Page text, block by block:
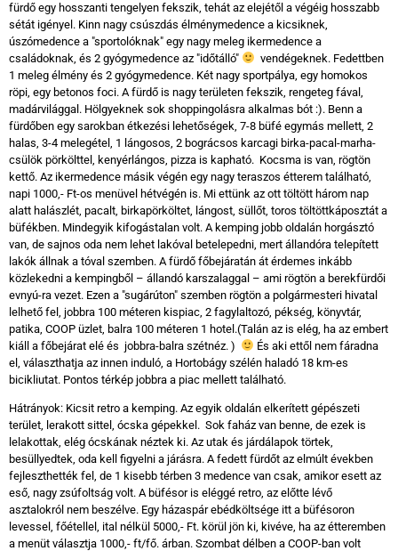
fürdő egy hosszanti tengelyen fekszik, tehát az elejétől a végéig hosszabb
sétát igényel. Kinn nagy csúszdás élménymedence a kicsiknek,
úszómedence a "sportolóknak" egy nagy meleg ikermedence a
családoknak, és 2 gyógymedence az "időtálló"
vendégeknek. Fedettben
1 meleg élmény és 2 gyógymedence. Két nagy sportpálya, egy homokos
röpi, egy betonos foci. A fürdő is nagy területen fekszik, rengeteg fával,
madárvilággal. Hölgyeknek sok shoppingolásra alkalmas bót :). Benn a
fürdőben egy sarokban étkezési lehetőségek, 7-8 büfé egymás mellett, 2
halas, 3-4 melegétel, 1 lángosos, 2 bográcsos karcagi birka-pacal-marha-
csülök pörkölttel, kenyérlángos, pizza is kapható. Kocsma is van, rögtön
kettő. Az ikermedence másik végén egy nagy teraszos étterem található,
napi 1000,- Ft-os menüvel hétvégén is. Mi ettünk az ott töltött három nap
alatt halászlét, pacalt, birkapörköltet, lángost, süllőt, toros töltöttkáposztát a
büfékben. Mindegyik kifogástalan volt. A kemping jobb oldalán horgásztó
van, de sajnos oda nem lehet lakóval betelepedni, mert állandóra telepített
lakók állnak a tóval szemben. A fürdő főbejáratán át érdemes inkább
közlekedni a kempingből – állandó karszalaggal – ami rögtön a berekfürdői
evnyú-ra vezet. Ezen a "sugárúton" szemben rögtön a polgármesteri hivatal
lelhető fel, jobbra 100 méteren kispiac, 2 fagylaltozó, pékség, könyvtár,
patika, COOP üzlet, balra 100 méteren 1 hotel.(Talán az is elég, ha az embert
kiáll a főbejárat elé és jobbra-balra szétnéz. )
És aki ettől nem fáradna
el, választhatja az innen induló, a Hortobágy szélén haladó 18 km-es
bicikliutat. Pontos térkép jobbra a piac mellett található.
Hátrányok: Kicsit retro a kemping. Az egyik oldalán elkerített gépészeti
terület, lerakott sittel, ócska gépekkel. Sok faház van benne, de ezek is
lelakottak, elég ócskának néztek ki. Az utak és járdálapok törtek,
besüllyedtek, oda kell figyelni a járásra. A fedett fürdőt az elmúlt években
fejleszthették fel, de 1 kisebb térben 3 medence van csak, amikor esett az
eső, nagy zsúfoltság volt. A büfésor is eléggé retro, az előtte lévő
asztalokról nem beszélve. Egy házaspár ebédköltsége itt a büfésoron
levessel, főétellel, ital nélkül 5000,- Ft. körül jön ki, kivéve, ha az étteremben
a menüt választja 1000,- ft/fő. árban. Szombat délben a COOP-ban volt